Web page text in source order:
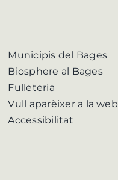
Municipis del Bages
Biosphere al Bages
Fulleteria
Vull aparèixer a la web
Accessibilitat